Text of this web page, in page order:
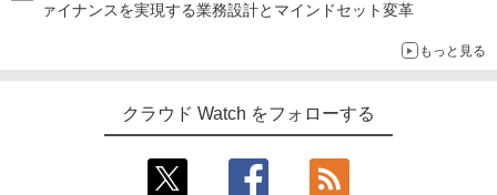
ァイナンスを実現する業務設計とマインドセット変革
もっと見る
クラウド Watch をフォローする